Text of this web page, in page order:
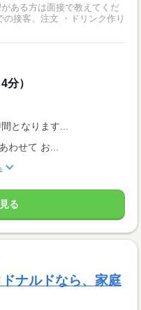
ある方は面接で教えてくだ
分）
となります...
わせて お...
る
ナルドなら、家庭